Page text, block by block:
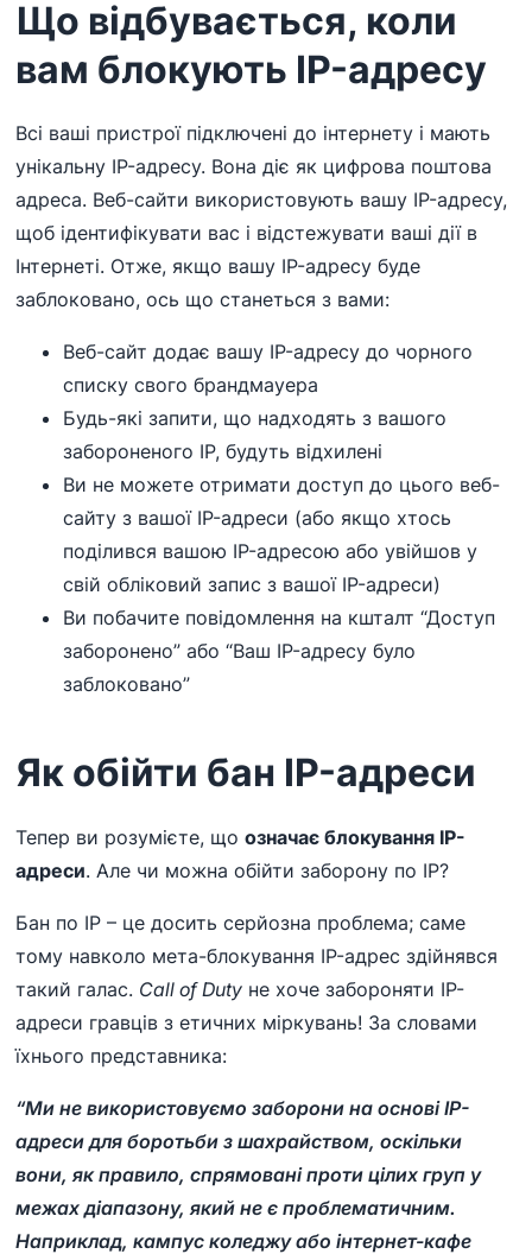
Що відбувається, коли
вам блокують IP-адресу
Всі ваші пристрої підключені до інтернету і мають
унікальну IP-адресу. Вона діє як цифрова поштова
адреса. Веб-сайти використовують вашу IP-адресу,
щоб ідентифікувати вас і відстежувати ваші дії в
Інтернеті. Отже, якщо вашу IP-адресу буде
заблоковано, ось що станеться з вами:
Веб-сайт додає вашу IP-адресу до чорного
списку свого брандмауера
Будь-які запити, що надходять з вашого
забороненого IP, будуть відхилені
Ви не можете отримати доступ до цього веб-
сайту з вашої IP-адреси (або якщо хтось
поділився вашою IP-адресою або увійшов у
свій обліковий запис з вашої IP-адреси)
Ви побачите повідомлення на кшталт “Доступ
заборонено” або “Ваш IP-адресу було
заблоковано”
Як обійти бан IP-адреси
Тепер ви розумієте, щоозначає блокування IP-
адреси. Але чи можна обійти заборону по IP?
Бан по IP – це досить серйозна проблема; саме
тому навколо мета-блокування IP-адрес здійнявся
такий галас. Call of Duty не хоче забороняти IP-
адреси гравців з етичних міркувань! За словами
їхнього представника:
“Ми не використовуємо заборони на основі IP-
адреси для боротьби з шахрайством, оскільки
вони, як правило, спрямовані проти цілих груп у
межах діапазону, який не є проблематичним.
Наприклад, кампус коледжу або інтернет-кафе